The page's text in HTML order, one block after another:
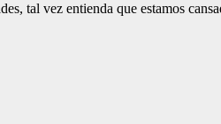
tal vez entienda que estamos